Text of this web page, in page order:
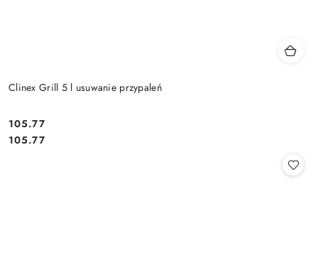
Clinex Grill 5 l usuwanie przypaleń
Cena:
105.77
Cena:
105.77